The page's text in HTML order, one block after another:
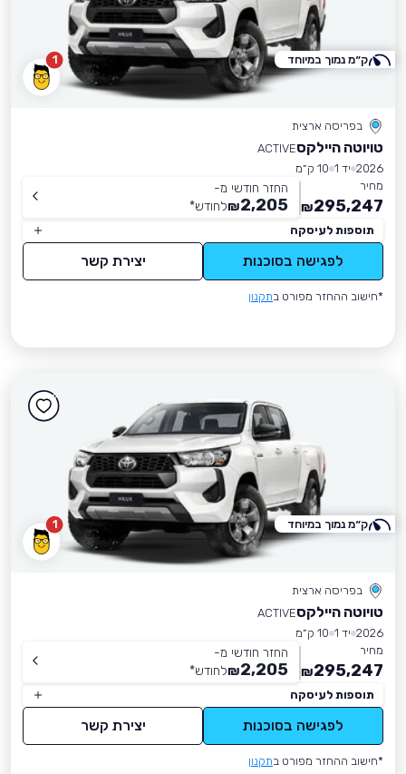
1
בפריסה ארצית
טויוטה היילקסACTIVE
2026 יד 1
10 ק״מ
מחיר
295,247
₪
החזר חודשי מ-
2,205
₪לחודש*
תוספות לעיסקה
לפגישה בסוכנות יצירת קשר
*חישוב ההחזר מפורט בתקנון
ק״מ נמוך במיוחד
1
בפריסה ארצית
טויוטה היילקסACTIVE
2026 יד 1
10 ק״מ
מחיר
295,247
₪
החזר חודשי מ-
2,205
₪לחודש*
תוספות לעיסקה
לפגישה בסוכנות יצירת קשר
*חישוב ההחזר מפורט בתקנון
ק״מ נמוך במיוחד